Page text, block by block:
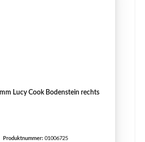
Lucy Cook Bodenstein rechts
Produktnummer: 01006725